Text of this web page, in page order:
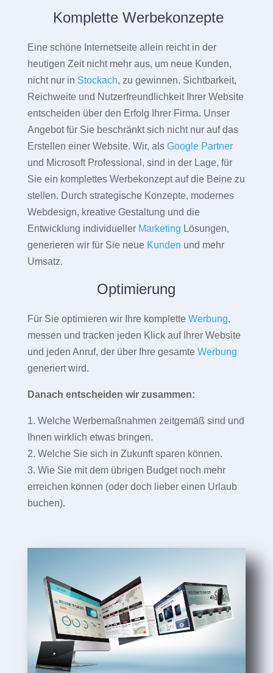
Komplette Werbekonzepte
Eine schöne Internetseite allein reicht in der
heutigen Zeit nicht mehr aus, um neue Kunden,
nicht nur in Stockach, zu gewinnen. Sichtbarkeit,
Reichweite und Nutzerfreundlichkeit Ihrer Website
entscheiden über den Erfolg Ihrer Firma. Unser
Angebot für Sie beschränkt sich nicht nur auf das
Erstellen einer Website. Wir, als Google Partner
und Microsoft Professional, sind in der Lage, für
Sie ein komplettes Werbekonzept auf die Beine zu
stellen. Durch strategische Konzepte, modernes
Webdesign, kreative Gestaltung und die
Entwicklung individueller Marketing Lösungen,
generieren wir für Sie neue Kunden und mehr
Umsatz.
Optimierung
Für Sie optimieren wir Ihre komplette Werbung,
messen und tracken jeden Klick auf Ihrer Website
und jeden Anruf, der über Ihre gesamte Werbung
generiert wird.
Danach entscheiden wir zusammen:
1. Welche Werbemaßnahmen zeitgemäß sind und
Ihnen wirklich etwas bringen.
2. Welche Sie sich in Zukunft sparen können.
3. Wie Sie mit dem übrigen Budget noch mehr
erreichen können (oder doch lieber einen Urlaub
buchen).